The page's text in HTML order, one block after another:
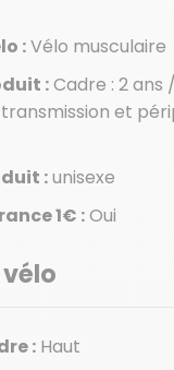
:Vélo musculaire
:Cadre : 2 ans /
et
:unisexe
1€ :Oui
: Haut